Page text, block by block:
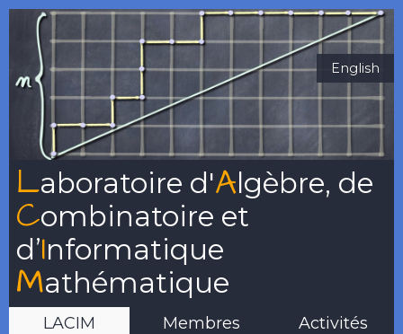
Laboratoire d'Algèbre, de
Combinatoire et
d’Informatique
Mathématique
English
LACIM Membres
Activités